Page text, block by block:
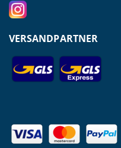
VERSANDPARTNER